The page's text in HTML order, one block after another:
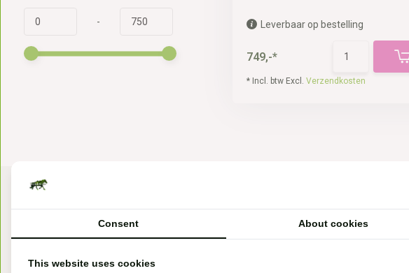
- Leverbaar op bestelling
749,-*
* Incl. btw Excl. Verzendkosten
Vragen?
Consent About cookies
This website uses cookies